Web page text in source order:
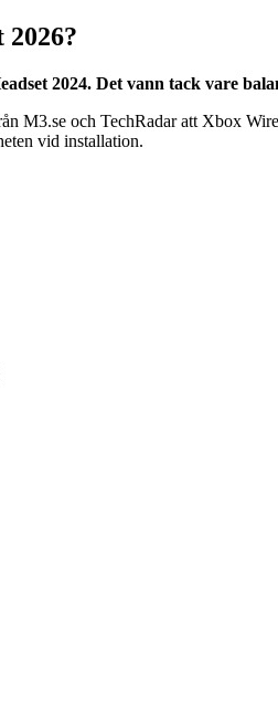
2024. Det vann tack vare
M3.se och TechRadar att Xbox
vid installation.